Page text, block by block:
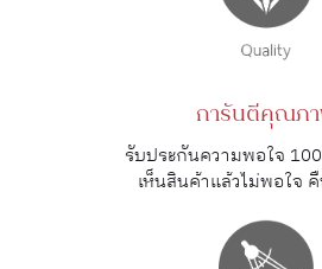
การันตีคุณภ
รับประกันความพอใจ
เห็นสินค้าแล้วไม่พอใจ